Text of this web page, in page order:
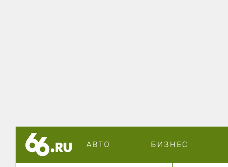
АВТО БИЗНЕС